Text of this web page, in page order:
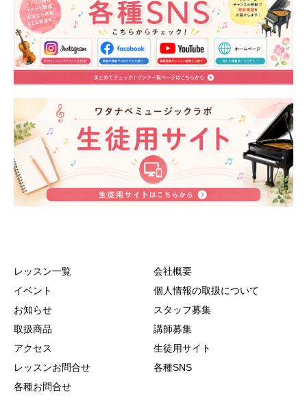
レッスン一覧
イベント
お知らせ
取扱商品
アクセス
レッスンお問合せ
各種お問合せ
会社概要
個人情報の取扱について
スタッフ募集
講師募集
生徒用サイト
各種SNS